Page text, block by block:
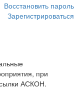
Восстановить пароль
Зарегистрироваться
при
АСКОН.